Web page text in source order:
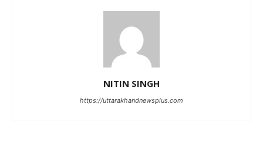
NITIN SINGH
https://uttarakhandnewsplus.com